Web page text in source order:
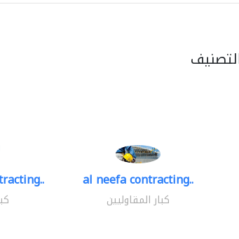
al neefa contracting..
كبار المقاوليين